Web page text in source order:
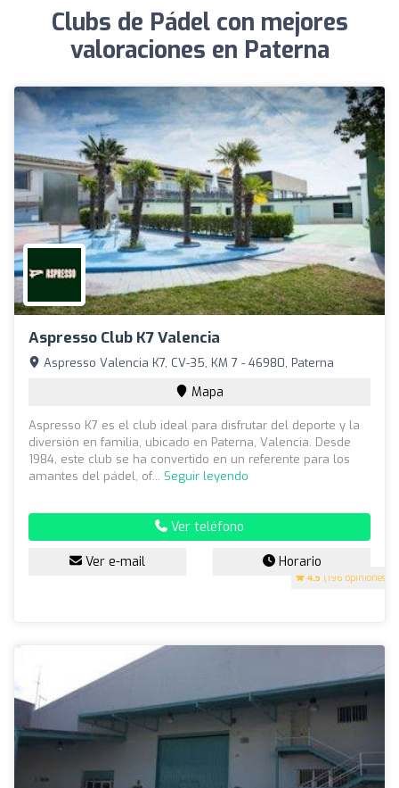
Clubs de Pádel con mejores
valoraciones en Paterna
Aspresso Club K7 Valencia
4.5 (196 opiniones)
Aspresso Valencia K7, CV-35, KM 7 - 46980, Paterna
Mapa
Aspresso K7 es el club ideal para disfrutar del deporte y la
diversión en familia, ubicado en Paterna, Valencia. Desde
1984, este club se ha convertido en un referente para los
amantes del pádel, of... Seguir leyendo
Ver teléfono
Ver e-mail Horario